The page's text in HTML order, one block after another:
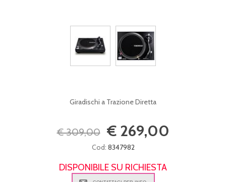
Giradischi a Trazione Diretta
€ 309,00 € 269,00
Cod: 8347982
DISPONIBILE SU RICHIESTA